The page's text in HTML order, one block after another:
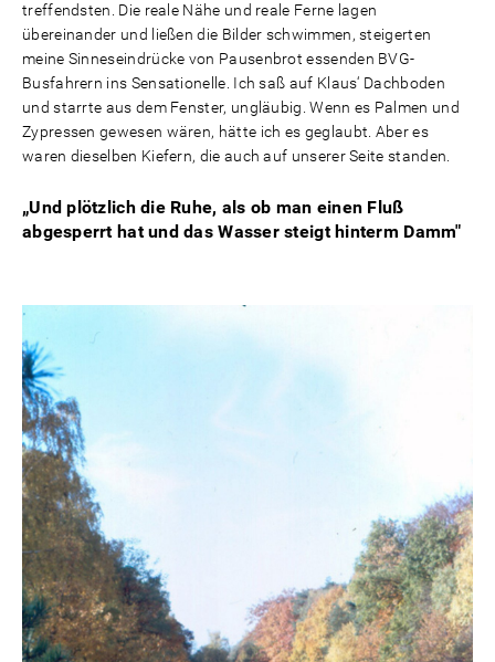
treffendsten. Die reale Nähe und reale Ferne lagen
übereinander und ließen die Bilder schwimmen, steigerten
meine Sinneseindrücke von Pausenbrot essenden BVG-
Busfahrern ins Sensationelle. Ich saß auf Klaus‘ Dachboden
und starrte aus dem Fenster, ungläubig. Wenn es Palmen und
Zypressen gewesen wären, hätte ich es geglaubt. Aber es
waren dieselben Kiefern, die auch auf unserer Seite standen.
„Und plötzlich die Ruhe, als ob man einen Fluß
abgesperrt hat und das Wasser steigt hinterm Damm"